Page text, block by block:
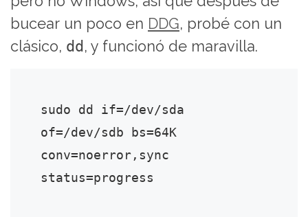
bucear un poco en DDG, probé con un
clásico, dd , y funcionó de maravilla.
sudo dd if=/dev/sda
of=/dev/sdb bs=64K
conv=noerror,sync